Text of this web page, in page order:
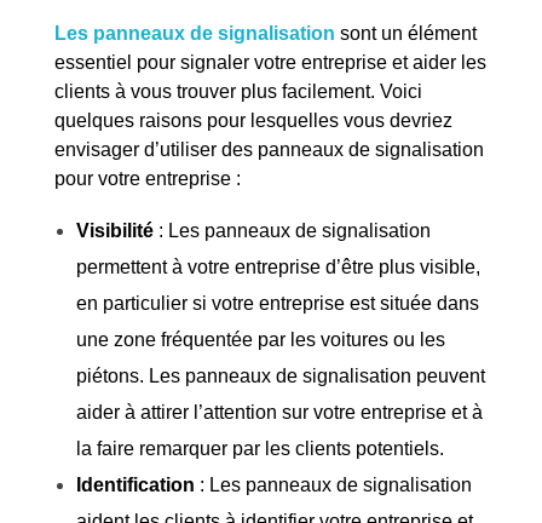
Les panneaux de signalisation sont un élément
essentiel pour signaler votre entreprise et aider les
clients à vous trouver plus facilement. Voici
quelques raisons pour lesquelles vous devriez
envisager d’utiliser des panneaux de signalisation
pour votre entreprise :
Visibilité: Les panneaux de signalisation
permettent à votre entreprise d’être plus visible,
en particulier si votre entreprise est située dans
une zone fréquentée par les voitures ou les
piétons. Les panneaux de signalisation peuvent
aider à attirer l’attention sur votre entreprise et à
la faire remarquer par les clients potentiels.
Identification : Les panneaux de signalisation